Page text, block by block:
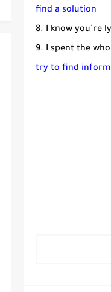
find a solution
8. I know you’re
9. I spent the
try to find